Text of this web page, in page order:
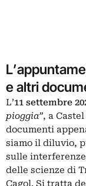
e altri
L’11 settembre
pioggia”, a
documenti
siamo il diluvio,
sulle
delle scienze di
Cagol. Si tratta